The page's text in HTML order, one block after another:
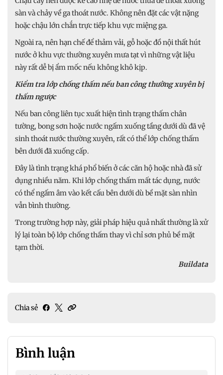
sàn và chảy về ga thoát nước. Không nên đặt các vật nặng
hoặc chậu lớn chắn trực tiếp khu vực miệng ga.
Ngoài ra, nên hạn chế để thảm vải, gỗ hoặc đồ nội thất hút
nước ở khu vực thường xuyên mưa tạt vì những vật liệu
này rất dễ bị ẩm mốc nếu không khô kịp.
Kiểm tra lớp chống thấm nếu ban công thường xuyên bị
thấm ngược
Nếu ban công liên tục xuất hiện tình trạng thấm chân
tường, bong sơn hoặc nước ngấm xuống tầng dưới dù đã vệ
sinh thoát nước thường xuyên, rất có thể lớp chống thấm
bên dưới đã xuống cấp.
Đây là tình trạng khá phổ biến ở các căn hộ hoặc nhà đã sử
dụng nhiều năm. Khi lớp chống thấm mất tác dụng, nước
có thể ngấm âm vào kết cấu bên dưới dù bề mặt sàn nhìn
vẫn bình thường.
Trong trường hợp này, giải pháp hiệu quả nhất thường là xử
lý lại toàn bộ lớp chống thấm thay vì chỉ sơn phủ bề mặt
tạm thời.
Buildata
Chia sẻ
Bình luận